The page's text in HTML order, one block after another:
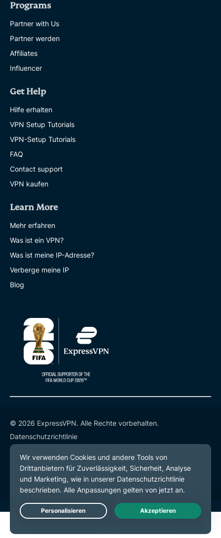
Programs
Partner with Us
Partner werden
Affiliates
Influencer
Get Help
Hilfe erhalten
VPN Setup Tutorials
VPN-Setup Tutorials
FAQ
Contact support
VPN kaufen
Learn More
Mehr erfahren
Was ist ein VPN?
Was ist meine IP-Adresse?
Verberge meine IP
Blog
© 2026 ExpressVPN. Alle Rechte vorbehalten.
Datenschutzrichtlinie
Servicebedingungen
Cookie-Einstellungen
Live Chat